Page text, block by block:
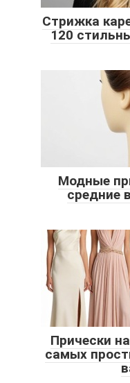
Стрижка
120
Модные
средние
Прически
самых